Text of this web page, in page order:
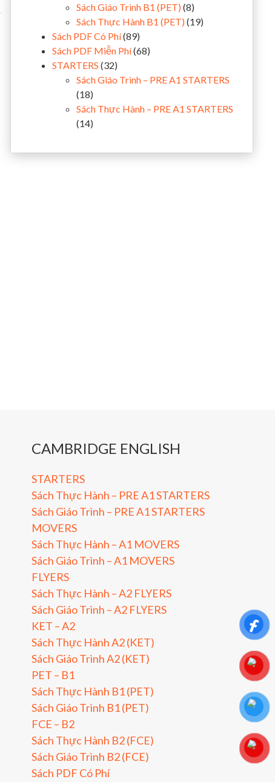
Sách Giáo Trình B1 (PET) (8)
Sách Thực Hành B1 (PET) (19)
Sách PDF Có Phí(89)
Sách PDF Miễn Phí(68)
STARTERS (32)
Sách Giáo Trình – PRE A1 STARTERS
(18)
Sách Thực Hành – PRE A1 STARTERS
(14)
CAMBRIDGE ENGLISH
STARTERS
Sách Thực Hành – PRE A1 STARTERS
Sách Giáo Trình – PRE A1 STARTERS
MOVERS
Sách Thực Hành – A1 MOVERS
Sách Giáo Trình – A1 MOVERS
FLYERS
Sách Thực Hành – A2 FLYERS
Sách Giáo Trình – A2 FLYERS
KET – A2
Sách Thực Hành A2 (KET)
Sách Giáo Trình A2 (KET)
PET – B1
Sách Thực Hành B1 (PET)
Sách Giáo Trình B1 (PET)
FCE – B2
Sách Thực Hành B2 (FCE)
Sách Giáo Trình B2 (FCE)
Sách PDF Có Phí